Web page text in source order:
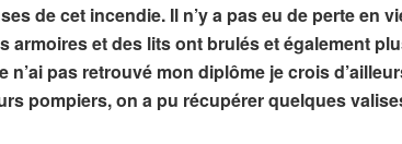
de cet incendie. Il n’y a pas eu de perte en
armoires et des lits ont brulés et également
n’ai pas retrouvé mon diplôme je crois
pompiers, on a pu récupérer quelques